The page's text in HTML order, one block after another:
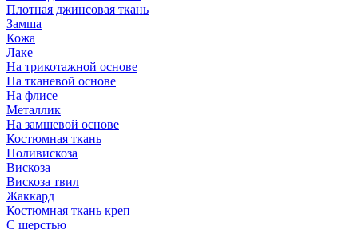
Плотная джинсовая ткань
Замша
Кожа
Лаке
На трикотажной основе
На тканевой основе
На флисе
Металлик
На замшевой основе
Костюмная ткань
Поливискоза
Вискоза
Вискоза твил
Жаккард
Костюмная ткань креп
С шерстью